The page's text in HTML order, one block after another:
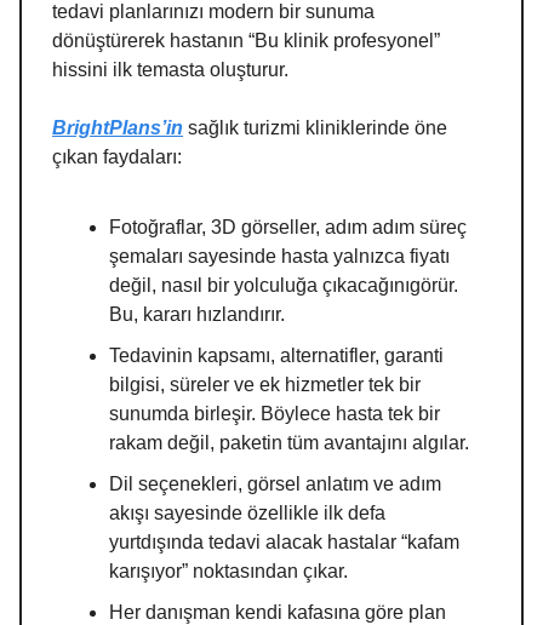
tedavi planlarınızı modern bir sunuma
dönüştürerek hastanın “Bu klinik profesyonel”
hissini ilk temasta oluşturur.
BrightPlans’in sağlık turizmi kliniklerinde öne
çıkan faydaları:
Fotoğraflar, 3D görseller, adım adım süreç
şemaları sayesinde hasta yalnızca fiyatı
değil, nasıl bir yolculuğa çıkacağınıgörür.
Bu, kararı hızlandırır.
Tedavinin kapsamı, alternatifler, garanti
bilgisi, süreler ve ek hizmetler tek bir
sunumda birleşir. Böylece hasta tek bir
rakam değil, paketin tüm avantajını algılar.
Dil seçenekleri, görsel anlatım ve adım
akışı sayesinde özellikle ilk defa
yurtdışında tedavi alacak hastalar “kafam
karışıyor” noktasından çıkar.
Her danışman kendi kafasına göre plan